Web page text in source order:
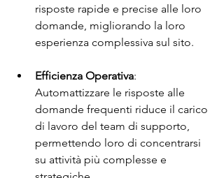
risposte rapide e precise alle loro
domande, migliorando la loro
esperienza complessiva sul sito.
Efficienza Operativa:
Automattizzare le risposte alle
domande frequenti riduce il carico
di lavoro del team di supporto,
permettendo loro di concentrarsi
su attività più complesse e